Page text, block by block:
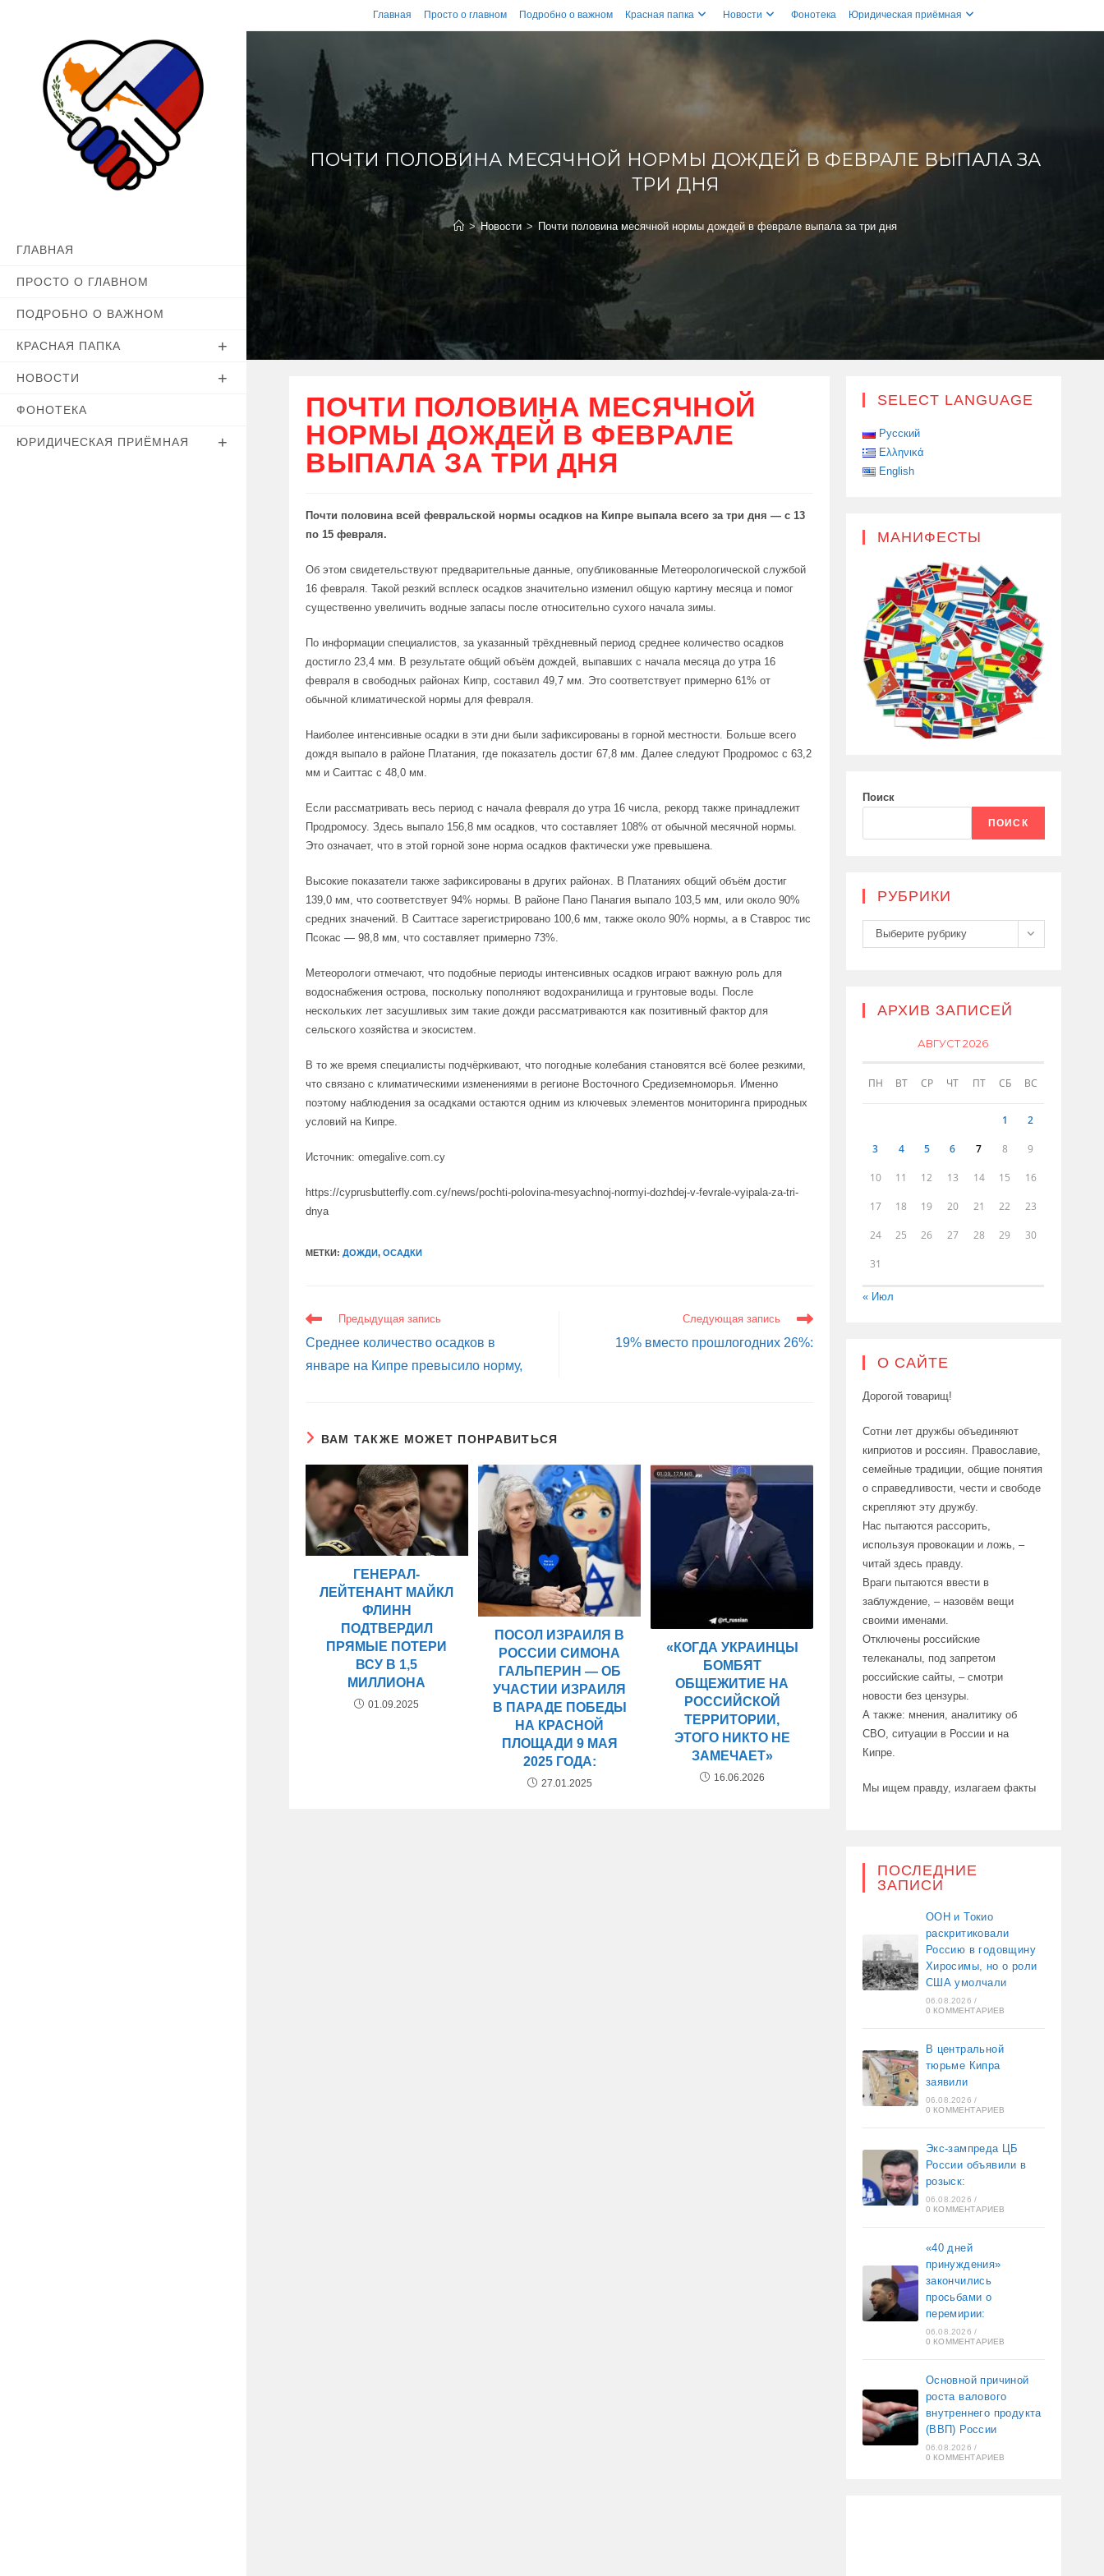
к
Главная Просто о главном Подробно о важном Красная папка Новости Фонотека Юридическая приёмная
ГЛАВНАЯ
ПРОСТО О ГЛАВНОМ
ПОДРОБНО О ВАЖНОМ
КРАСНАЯ ПАПКА
НОВОСТИ
ФОНОТЕКА
ЮРИДИЧЕСКАЯ ПРИЁМНАЯ
ПОЧТИ ПОЛОВИНА МЕСЯЧНОЙ НОРМЫ ДОЖДЕЙ В ФЕВРАЛЕ ВЫПАЛА ЗА
ТРИ ДНЯ
> Новости > Почти половина месячной нормы дождей в феврале выпала за три дня
ПОЧТИ ПОЛОВИНА МЕСЯЧНОЙ
НОРМЫ ДОЖДЕЙ В ФЕВРАЛЕ
ВЫПАЛА ЗА ТРИ ДНЯ
Почти половина всей февральской нормы осадков на Кипре выпала всего за три дня — с 13
по 15 февраля.
Об этом свидетельствуют предварительные данные, опубликованные Метеорологической службой
16 февраля. Такой резкий всплеск осадков значительно изменил общую картину месяца и помог
существенно увеличить водные запасы после относительно сухого начала зимы.
По информации специалистов, за указанный трёхдневный период среднее количество осадков
достигло 23,4 мм. В результате общий объём дождей, выпавших с начала месяца до утра 16
февраля в свободных районах Кипр, составил 49,7 мм. Это соответствует примерно 61% от
обычной климатической нормы для февраля.
Наиболее интенсивные осадки в эти дни были зафиксированы в горной местности. Больше всего
дождя выпало в районе Платания, где показатель достиг 67,8 мм. Далее следуют Продромос с 63,2
мм и Саиттас с 48,0 мм.
Если рассматривать весь период с начала февраля до утра 16 числа, рекорд также принадлежит
Продромосу. Здесь выпало 156,8 мм осадков, что составляет 108% от обычной месячной нормы.
Это означает, что в этой горной зоне норма осадков фактически уже превышена.
Высокие показатели также зафиксированы в других районах. В Платаниях общий объём достиг
139,0 мм, что соответствует 94% нормы. В районе Пано Панагия выпало 103,5 мм, или около 90%
средних значений. В Саиттасе зарегистрировано 100,6 мм, также около 90% нормы, а в Ставрос тис
Псокас — 98,8 мм, что составляет примерно 73%.
Метеорологи отмечают, что подобные периоды интенсивных осадков играют важную роль для
водоснабжения острова, поскольку пополняют водохранилища и грунтовые воды. После
нескольких лет засушливых зим такие дожди рассматриваются как позитивный фактор для
сельского хозяйства и экосистем.
В то же время специалисты подчёркивают, что погодные колебания становятся всё более резкими,
что связано с климатическими изменениями в регионе Восточного Средиземноморья. Именно
поэтому наблюдения за осадками остаются одним из ключевых элементов мониторинга природных
условий на Кипре.
Источник: omegalive.com.cy
https://cyprusbutterfly.com.cy/news/pochti-polovina-mesyachnoj-normyi-dozhdej-v-fevrale-vyipala-za-tri-
dnya
МЕТКИ:ДОЖДИ, ОСАДКИ
ЕЩЕ
СТАТЬИ
Предыдущая запись
Среднее количество осадков в
январе на Кипре превысило норму,
Следующая запись
19% вместо прошлогодних 26%:
ВАМ ТАКЖЕ МОЖЕТ ПОНРАВИТЬСЯ
ГЕНЕРАЛ-
ЛЕЙТЕНАНТ МАЙКЛ
ФЛИНН
ПОДТВЕРДИЛ
ПРЯМЫЕ ПОТЕРИ
ВСУ В 1,5
МИЛЛИОНА
01.09.2025
ПОСОЛ ИЗРАИЛЯ В
РОССИИ СИМОНА
ГАЛЬПЕРИН — ОБ
УЧАСТИИ ИЗРАИЛЯ
В ПАРАДЕ ПОБЕДЫ
НА КРАСНОЙ
ПЛОЩАДИ 9 МАЯ
2025 ГОДА:
27.01.2025
«КОГДА УКРАИНЦЫ
БОМБЯТ
ОБЩЕЖИТИЕ НА
РОССИЙСКОЙ
ТЕРРИТОРИИ,
ЭТОГО НИКТО НЕ
ЗАМЕЧАЕТ»
16.06.2026
SELECT LANGUAGE
Русский
Ελληνικά
English
МАНИФЕСТЫ
Поиск
ПОИСК
РУБРИКИ
Рубрики
Выберите рубрику
АРХИВ ЗАПИСЕЙ
АВГУСТ 2026
ПН ВТ СР ЧТ ПТ СБ ВС
1 2
3 4 5 6 7 8 9
10 11 12 13 14 15 16
17 18 19 20 21 22 23
24 25 26 27 28 29 30
31
« Июл
О САЙТЕ
Дорогой товарищ!
Сотни лет дружбы объединяют
киприотов и россиян. Православие,
семейные традиции, общие понятия
о справедливости, чести и свободе
скрепляют эту дружбу.
Нас пытаются рассорить,
используя провокации и ложь, –
читай здесь правду.
Враги пытаются ввести в
заблуждение, – назовём вещи
своими именами.
Отключены российские
телеканалы, под запретом
российские сайты, – смотри
новости без цензуры.
А также: мнения, аналитику об
СВО, ситуации в России и на
Кипре.
Мы ищем правду, излагаем факты
ПОСЛЕДНИЕ
ЗАПИСИ
ООН и Токио
раскритиковали
Россию в годовщину
Хиросимы, но о роли
США умолчали
06.08.2026 /
0 КОММЕНТАРИЕВ
В центральной
тюрьме Кипра
заявили
06.08.2026 /
0 КОММЕНТАРИЕВ
Экс-зампреда ЦБ
России объявили в
розыск:
06.08.2026 /
0 КОММЕНТАРИЕВ
«40 дней
принуждения»
закончились
просьбами о
перемирии:
06.08.2026 /
0 КОММЕНТАРИЕВ
Основной причиной
роста валового
внутреннего продукта
(ВВП) России
06.08.2026 /
0 КОММЕНТАРИЕВ